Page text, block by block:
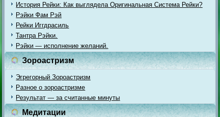
История Рейки: Как выглядела Оригинальная Система Рейки?
Рэйки Фам Рэй
Рейки Иггдрасиль
Тантра Рэйки.
Рэйки — исполнение желаний.
Зороастризм
Эгрегорный Зороастризм
Разное о зороастризме
Результат — за считанные минуты
Медитации